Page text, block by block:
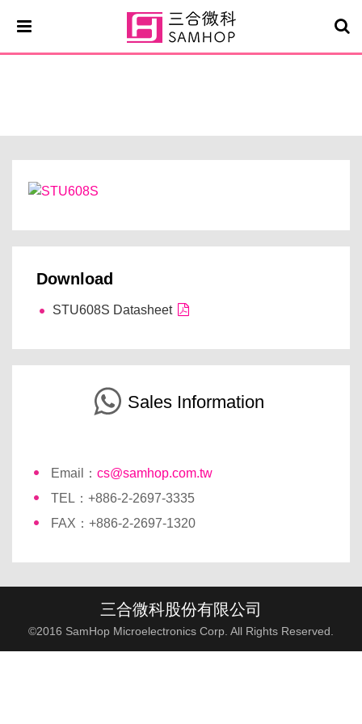
Download
STU608S Datasheet
Sales Information
Email： cs@samhop.com.tw
TEL：+886-2-2697-3335
FAX：+886-2-2697-1320
三合微科股份有限公司
©2016 SamHop Microelectronics Corp. All Rights Reserved.